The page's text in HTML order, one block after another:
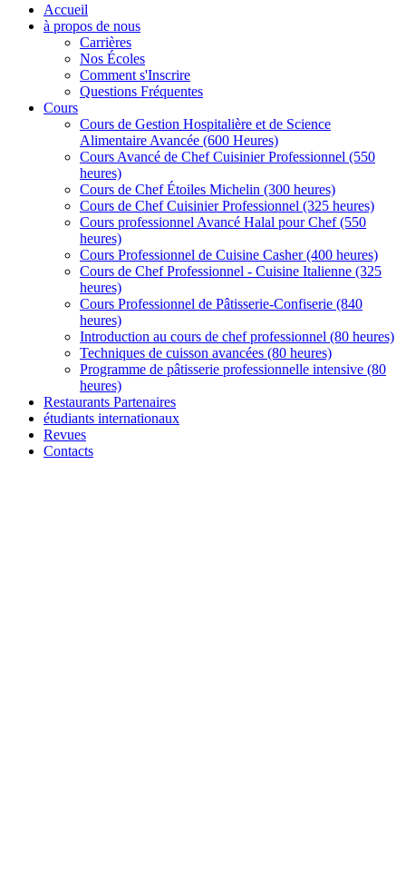
Accueil
à propos de nous
Carrières
Nos Écoles
Comment s'Inscrire
Questions Fréquentes
Cours
Cours de Gestion Hospitalière et de Science
Alimentaire Avancée (600 Heures)
Cours Avancé de Chef Cuisinier Professionnel (550
heures)
Cours de Chef Étoiles Michelin (300 heures)
Cours de Chef Cuisinier Professionnel (325 heures)
Cours professionnel Avancé Halal pour Chef (550
heures)
Cours Professionnel de Cuisine Casher (400 heures)
Cours de Chef Professionnel - Cuisine Italienne (325
heures)
Cours Professionnel de Pâtisserie-Confiserie (840
heures)
Introduction au cours de chef professionnel (80 heures)
Techniques de cuisson avancées (80 heures)
Programme de pâtisserie professionnelle intensive (80
heures)
Restaurants Partenaires
étudiants internationaux
Revues
Contacts